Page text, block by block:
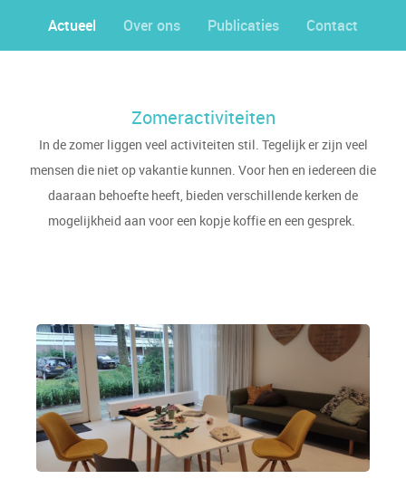
Actueel Over ons Publicaties Contact
Zomeractiviteiten
In de zomer liggen veel activiteiten stil. Tegelijk er zijn veel
mensen die niet op vakantie kunnen. Voor hen en iedereen die
daaraan behoefte heeft, bieden verschillende kerken de
mogelijkheid aan voor een kopje koffie en een gesprek.